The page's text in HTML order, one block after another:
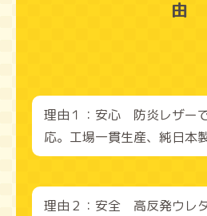
由
理由１：安心 防炎レザー
応。工場一貫生産、純日本製
理由２：安全 高反発ウレ